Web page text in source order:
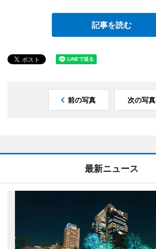
記事を読む
前の写真 次の写真
最新ニュース